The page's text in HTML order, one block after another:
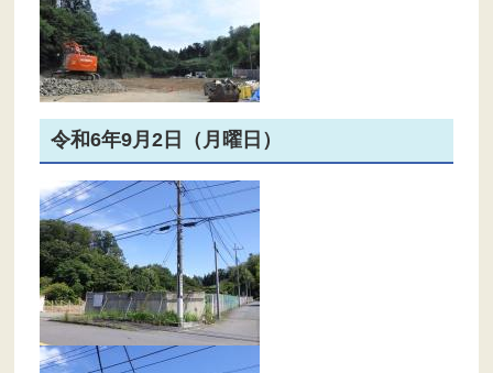
令和6年9月2日（月曜日）